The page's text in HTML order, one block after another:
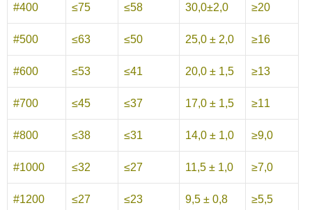
#400 ≤75 ≤58 30,0±2,0 ≥20
#500 ≤63 ≤50 25,0 ± 2,0 ≥16
#600 ≤53 ≤41 20,0 ± 1,5 ≥13
#700 ≤45 ≤37 17,0 ± 1,5 ≥11
#800 ≤38 ≤31 14,0 ± 1,0 ≥9,0
#1000 ≤32 ≤27 11,5 ± 1,0 ≥7,0
#1200 ≤27 ≤23 9,5 ± 0,8 ≥5,5